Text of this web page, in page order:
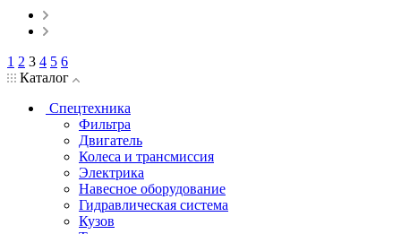
1 2 3 4 5 6
Каталог
Спецтехника
Фильтра
Двигатель
Колеса и трансмиссия
Электрика
Навесное оборудование
Гидравлическая система
Кузов